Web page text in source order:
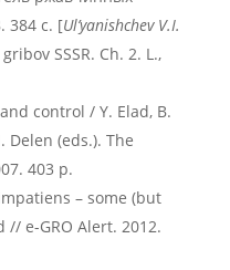
384 с. [Ul’yanishchev V.I.
SSSR. Ch. 2. L.,
control / Y. Elad, B.
Delen (eds.). The
403 p.
– some (but
e-GRO Alert. 2012.